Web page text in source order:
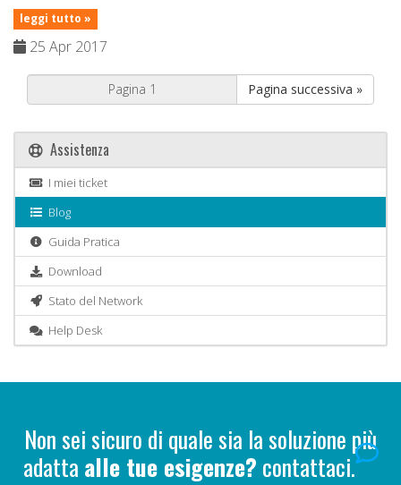
leggi tutto »
25 Apr 2017
Pagina successiva »
Assistenza
I miei ticket
Blog
Guida Pratica
Download
Stato del Network
Help Desk
Non sei sicuro di quale sia la soluzione più
adatta alle tue esigenze? contattaci.